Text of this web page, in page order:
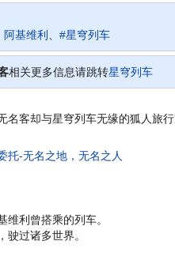
基维利 、 #星穹列车
相关更多信息请跳转星穹列车
名客却与星穹列车无缘的狐人旅行
托-无名之地，无名之人
维利曾搭乘的列车。
驶过诸多世界。